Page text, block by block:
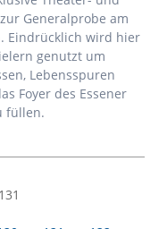
zur Generalprobe am
Eindrücklich wird hier
genutzt um
Lebensspuren
Foyer des Essener
füllen.